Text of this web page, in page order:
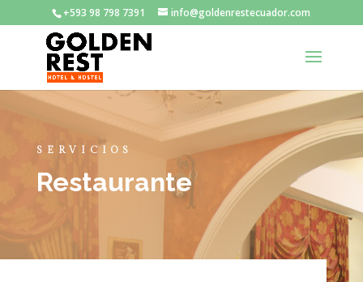
+593 98 798 7391 info@goldenrestecuador.com
SERVICIOS
Restaurante